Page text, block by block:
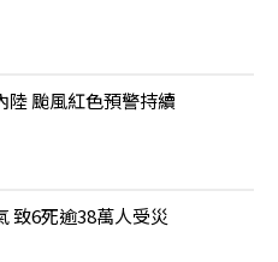
陸 颱風紅色預警持續
致6死逾38萬人受災